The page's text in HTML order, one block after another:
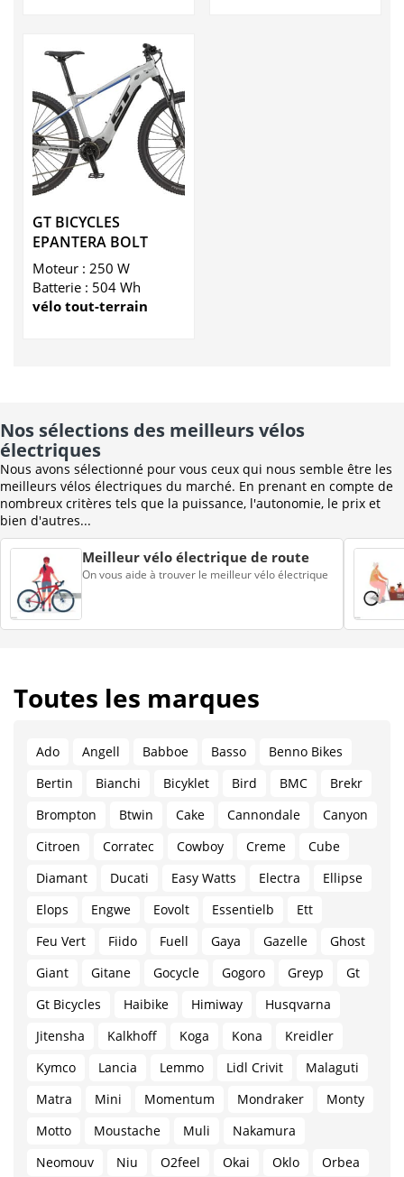
GT BICYCLES
EPANTERA BOLT
Moteur : 250 W
Batterie : 504 Wh
vélo tout-terrain
Nos sélections des meilleurs vélos
électriques
Nous avons sélectionné pour vous ceux qui nous semble être les
meilleurs vélos électriques du marché. En prenant en compte de
nombreux critères tels que la puissance, l'autonomie, le prix et
bien d'autres...
Meilleur vélo électrique de route
On vous aide à trouver le meilleur vélo électrique
Toutes les marques
Ado Angell Babboe Basso
Benno Bikes
Bertin
Bianchi Bicyklet Bird BMC
Brekr
Brompton
Btwin Cake Cannondale
Canyon
Citroen
Corratec Cowboy Creme
Cube
Diamant
Ducati Easy Watts Electra
Ellipse
Elops
Engwe Eovolt Essentielb
Ett
Feu Vert
Fiido Fuell Gaya Gazelle
Ghost
Giant
Gitane Gocycle Gogoro Greyp
Gt
Gt Bicycles
Haibike Himiway
Husqvarna
Jitensha
Kalkhoff Koga Kona
Kreidler
Kymco
Lancia Lemmo Lidl Crivit
Malaguti
Matra
Mini Momentum Mondraker
Monty
Motto
Moustache Muli
Nakamura
Neomouv
Niu O2feel Okai Oklo Orbea